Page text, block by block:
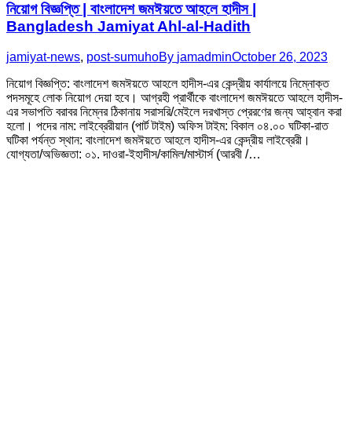
নিয়োগ বিজ্ঞপ্তি | বাংলাদেশ জমঈয়তে আহলে হাদীস |
Bangladesh Jamiyat Ahl-al-Hadith
jamiyat-news, post-sumuhoBy jamadminOctober 26, 2023
নিয়োগ বিজ্ঞপ্তি: বাংলাদেশ জমঈয়তে আহলে হাদীস-এর কেন্দ্রীয় কার্যালয়ে নিম্নোক্ত
পদসমূহে লোক নিয়োগ দেয়া হবে। আগ্রহী প্রার্থীকে বাংলাদেশ জমঈয়তে আহলে হাদীস-
এর সভাপতি বরাবর নিম্নের ঠিকানায় সরাসরি/মেইলে দরখাস্ত প্রেরণের জন্য আহ্বান করা
হলো। পদের নাম: লাইব্রেরীয়ান (পার্ট টাইম) অফিস টাইম: বিকাল ০৪.০০ ঘটিকা-রাত
ঘটিকা পর্যন্ত স্থান: বাংলাদেশ জমঈয়তে আহলে হাদীস-এর কেন্দ্রীয় লাইব্রেরী।
যোগ্যতা/অভিজ্ঞতা: ০১. দাওরা-ইহাদীস/কামিল/মাস্টার্স (আরবী /…